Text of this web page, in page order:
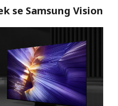
se Samsung Vision